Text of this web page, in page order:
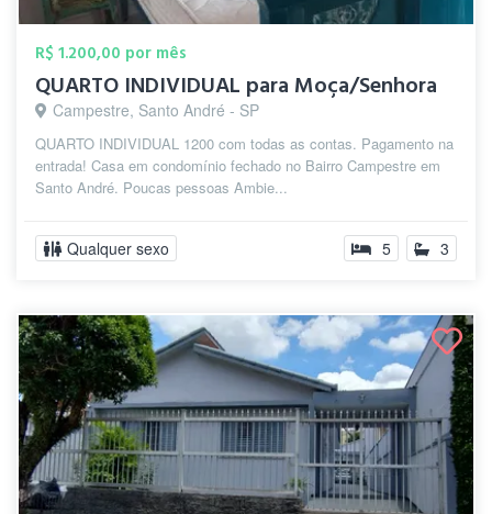
R$ 1.200,00 por mês
QUARTO INDIVIDUAL para Moça/Senhora
Campestre, Santo André - SP
QUARTO INDIVIDUAL 1200 com todas as contas. Pagamento na
entrada! Casa em condomínio fechado no Bairro Campestre em
Santo André. Poucas pessoas Ambie...
Qualquer sexo 5 3